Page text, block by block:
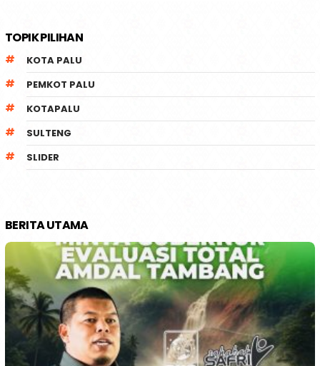
TOPIK PILIHAN
KOTA PALU
PEMKOT PALU
KOTAPALU
SULTENG
SLIDER
BERITA UTAMA